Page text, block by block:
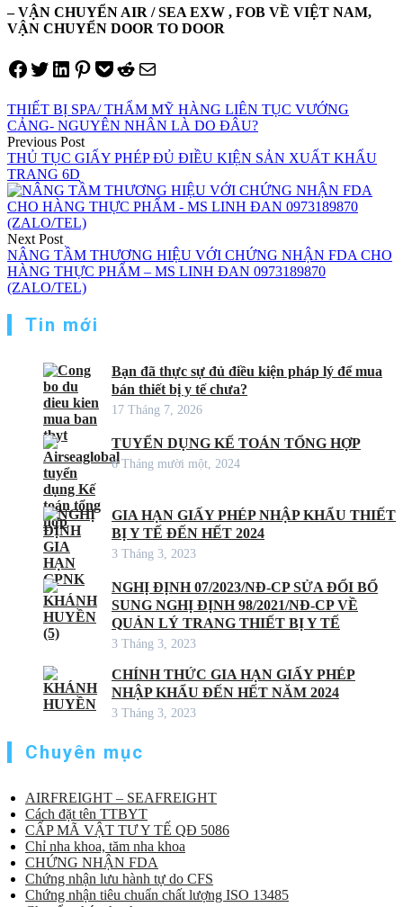
– VẬN CHUYỂN AIR / SEA EXW , FOB VỀ VIỆT NAM,
VẬN CHUYỂN DOOR TO DOOR
Share on Facebook
Tweet on Twitter
Share on LinkedIn
Pin on Pinterest
Save to pocket
Share on Reddit
Share via Email
THIẾT BỊ SPA/ THẨM MỸ HÀNG LIÊN TỤC VƯỚNG
CẢNG- NGUYÊN NHÂN LÀ DO ĐÂU?
Điều
hướng
bài
viết
Previous Post
THỦ TỤC GIẤY PHÉP ĐỦ ĐIỀU KIỆN SẢN XUẤT KHẨU
TRANG 6D
Next Post
NÂNG TẦM THƯƠNG HIỆU VỚI CHỨNG NHẬN FDA CHO
HÀNG THỰC PHẨM – MS LINH ĐAN 0973189870
(ZALO/TEL)
Tin mới
Bạn đã thực sự đủ điều kiện pháp lý để mua
bán thiết bị y tế chưa?
17 Tháng 7, 2026
TUYỂN DỤNG KẾ TOÁN TỔNG HỢP
6 Tháng mười một, 2024
GIA HẠN GIẤY PHÉP NHẬP KHẨU THIẾT
BỊ Y TẾ ĐẾN HẾT 2024
3 Tháng 3, 2023
NGHỊ ĐỊNH 07/2023/NĐ-CP SỬA ĐỔI BỔ
SUNG NGHỊ ĐỊNH 98/2021/NĐ-CP VỀ
QUẢN LÝ TRANG THIẾT BỊ Y TẾ
3 Tháng 3, 2023
CHÍNH THỨC GIA HẠN GIẤY PHÉP
NHẬP KHẨU ĐẾN HẾT NĂM 2024
3 Tháng 3, 2023
Chuyên mục
AIRFREIGHT – SEAFREIGHT
Cách đặt tên TTBYT
CẤP MÃ VẬT TƯ Y TẾ QĐ 5086
Chỉ nha khoa, tăm nha khoa
CHỨNG NHẬN FDA
Chứng nhận lưu hành tự do CFS
Chứng nhận tiêu chuẩn chất lượng ISO 13485